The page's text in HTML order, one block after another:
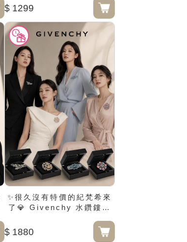
$ 1299
✨很久沒有特價的紀梵希來
了💎 Givenchy 水鑽鏤空
$ 1880